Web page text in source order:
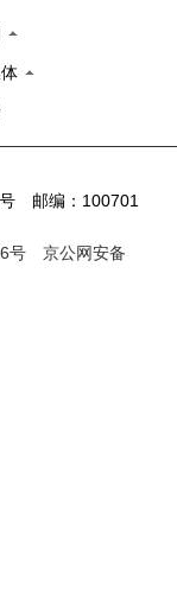
号 邮编：100701
号
京公网安备